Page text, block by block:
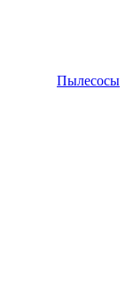
Пылесосы